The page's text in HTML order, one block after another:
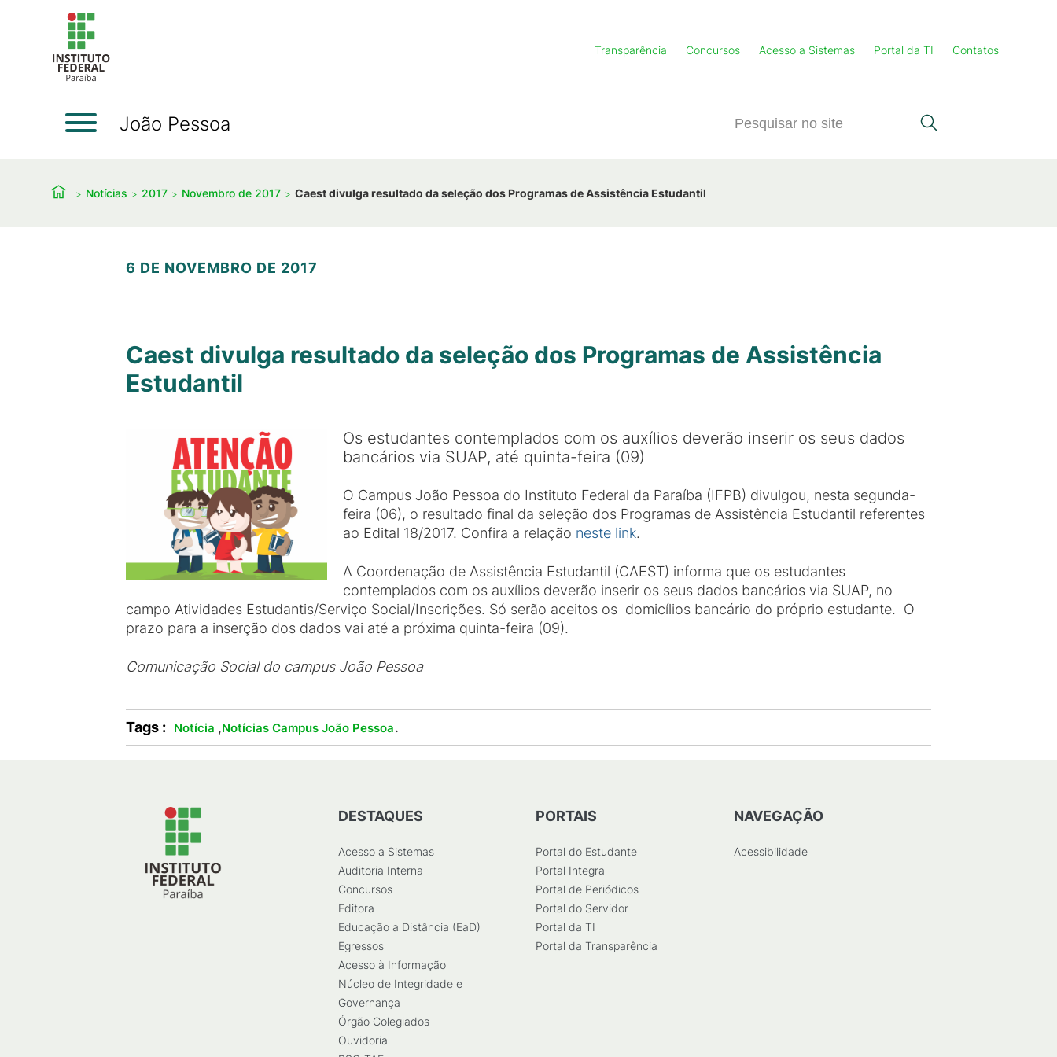
Transparência Concursos Acesso a Sistemas Portal da TI Contatos
João Pessoa
Notícias 2017 Novembro de 2017 Caest divulga resultado da seleção dos Programas de Assistência Estudantil
6 DE NOVEMBRO DE 2017
Caest divulga resultado da seleção dos Programas de Assistência
Estudantil
Os estudantes contemplados com os auxílios deverão inserir os seus dados
bancários via SUAP, até quinta-feira (09)
O Campus João Pessoa do Instituto Federal da Paraíba (IFPB) divulgou, nesta segunda-
feira (06), o resultado final da seleção dos Programas de Assistência Estudantil referentes
ao Edital 18/2017. Confira a relação neste link.
A Coordenação de Assistência Estudantil (CAEST) informa que os estudantes
contemplados com os auxílios deverão inserir os seus dados bancários via SUAP, no
campo Atividades Estudantis/Serviço Social/Inscrições. Só serão aceitos os domicílios bancário do próprio estudante. O
prazo para a inserção dos dados vai até a próxima quinta-feira (09).
Comunicação Social do campus João Pessoa
Tags : Notícia ,Notícias Campus João Pessoa.
DESTAQUES
Acesso a Sistemas
Auditoria Interna
Concursos
Editora
Educação a Distância (EaD)
Egressos
Acesso à Informação
Núcleo de Integridade e
Governança
Órgão Colegiados
Ouvidoria
PORTAIS
Portal do Estudante
Portal Integra
Portal de Periódicos
Portal do Servidor
Portal da TI
Portal da Transparência
NAVEGAÇÃO
Acessibilidade